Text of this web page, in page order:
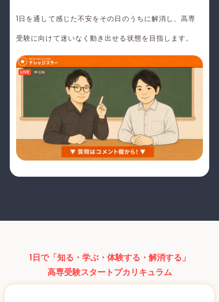
1日を通して感じた不安をその日のうちに解消し、高専
受験に向けて迷いなく動き出せる状態を目指します。
1日で「知る・学ぶ・体験する・解消する」
高専受験スタートプカリキュラム